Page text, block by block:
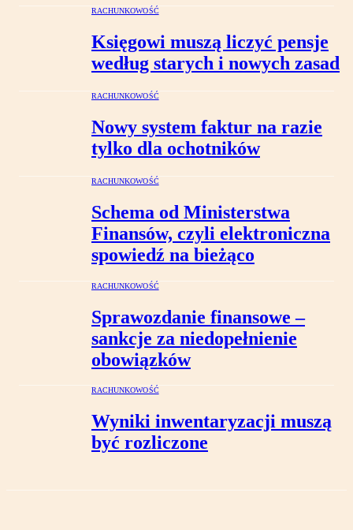
RACHUNKOWOŚĆ
Księgowi muszą liczyć pensje
według starych i nowych zasad
RACHUNKOWOŚĆ
Nowy system faktur na razie
tylko dla ochotników
RACHUNKOWOŚĆ
Schema od Ministerstwa
Finansów, czyli elektroniczna
spowiedź na bieżąco
RACHUNKOWOŚĆ
Sprawozdanie finansowe –
sankcje za niedopełnienie
obowiązków
RACHUNKOWOŚĆ
Wyniki inwentaryzacji muszą
być rozliczone